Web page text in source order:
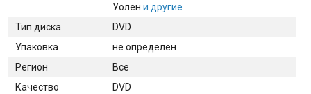
Уолен и другие
Тип диска
DVD
Упаковка
не определен
Регион
Все
Качество
DVD